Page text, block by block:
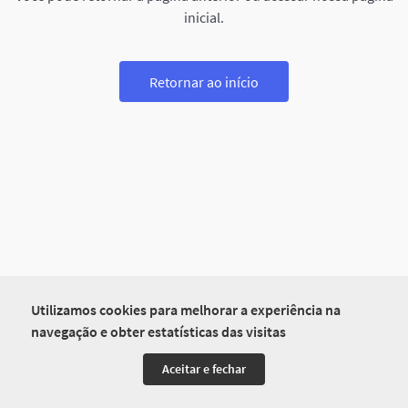
Utilizamos cookies para melhorar a experiência na
navegação e obter estatísticas das visitas
Aceitar e fechar
inicial.
Retornar ao início